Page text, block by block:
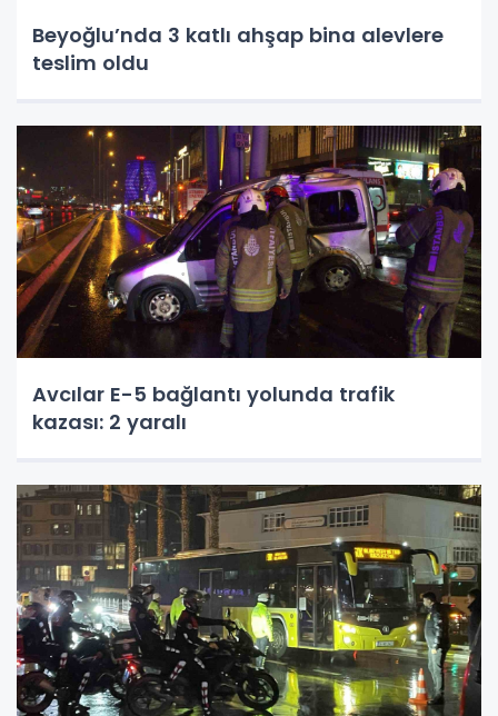
Beyoğlu’nda 3 katlı ahşap bina alevlere
teslim oldu
Avcılar E-5 bağlantı yolunda trafik
kazası: 2 yaralı